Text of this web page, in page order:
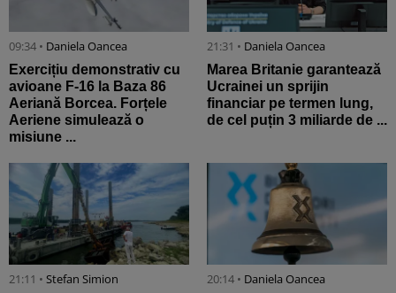
09:34 • Daniela Oancea
Exercițiu demonstrativ cu
avioane F-16 la Baza 86
Aeriană Borcea. Forțele
Aeriene simulează o
misiune ...
21:31 • Daniela Oancea
Marea Britanie garantează
Ucrainei un sprijin
financiar pe termen lung,
de cel puțin 3 miliarde de ...
21:11 • Stefan Simion 20:14 • Daniela Oancea